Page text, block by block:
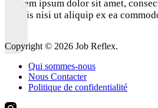
“Lorem ipsum dolor sit amet,
laboris nisi ut aliquip ex ea
Copyright © 2026 Job Reflex.
Qui sommes-nous
Nous Contacter
Politique de confidentialité